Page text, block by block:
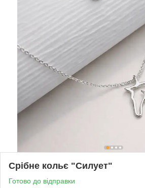
Срібне кольє "Силует"
Готово до відправки